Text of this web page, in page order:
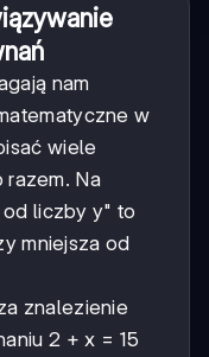
nam
w
wiele
razem. Na
od liczby y" to
mniejsza od
znalezienie
2 + x = 15